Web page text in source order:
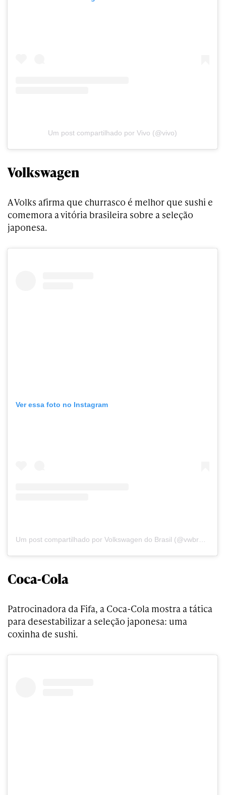
Um post compartilhado por Vivo (@vivo)
Volkswagen
A Volks afirma que churrasco é melhor que sushi e
comemora a vitória brasileira sobre a seleção
japonesa.
Ver essa foto no Instagram
Coca-Cola
Patrocinadora da Fifa, a Coca-Cola mostra a tática
para desestabilizar a seleção japonesa: uma
coxinha de sushi.